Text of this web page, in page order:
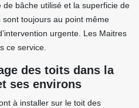
bâche utilisé et la superficie de
toujours au point même
urgente. Les Maitres
ce service.
des toits dans la
ses environs
à installer sur le toit des